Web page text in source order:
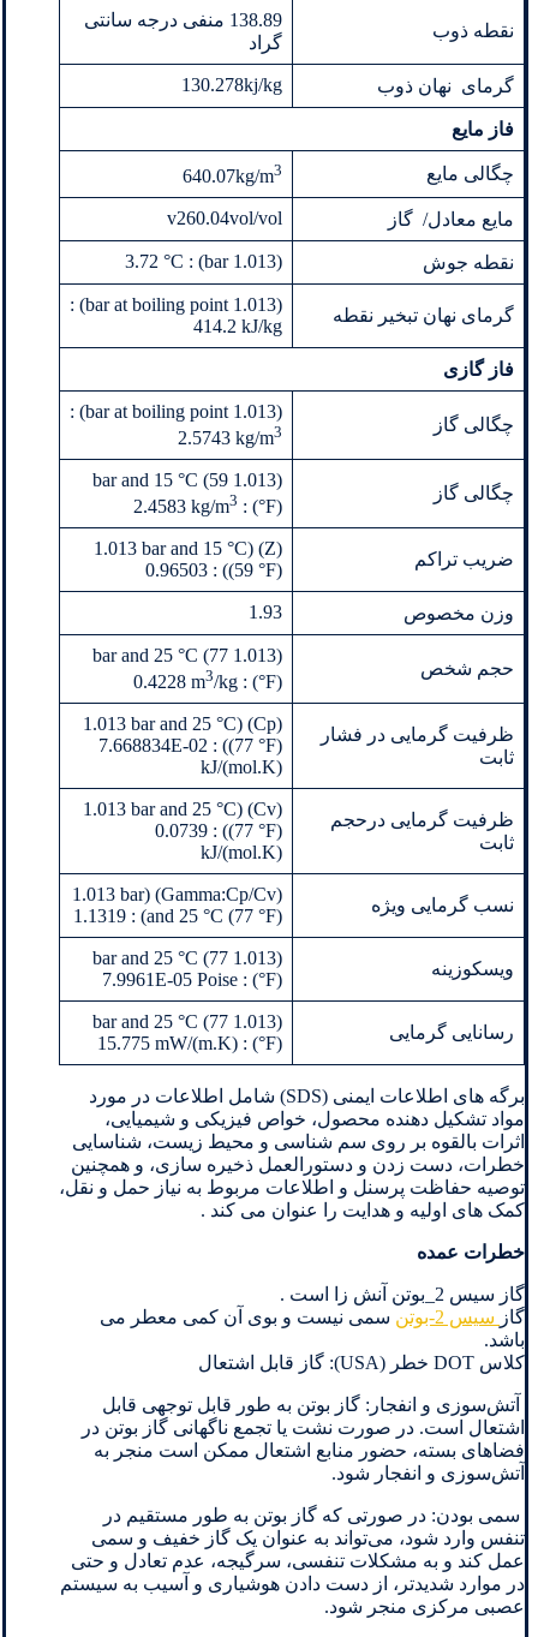
نقطه ذوب
138.89 منفی درجه سانتی
گراد
گرمای نهان ذوب 130.278kj/kg
فاز مایع
چگالی مایع 640.07kg/m3
مایع معادل/ گاز v260.04vol/vol
نقطه جوش (1.013 bar) : 3.72 °C
گرمای نهان تبخیر نقطه
(1.013 bar at boiling point) :
414.2 kJ/kg
فاز گازی
چگالی گاز
(1.013 bar at boiling point) :
2.5743 kg/m3
چگالی گاز
(1.013 bar and 15 °C (59
°F)) : 2.4583 kg/m
3
ضریب تراکم
(Z) (1.013 bar and 15 °C
(59 °F)) : 0.96503
وزن مخصوص 1.93
حجم شخص
(1.013 bar and 25 °C (77
°F)) : 0.4228 m
3/kg
ظرفیت گرمایی در فشار
ثابت
(Cp) (1.013 bar and 25 °C
(77 °F)) : 7.668834E-02
kJ/(mol.K)
ظرفیت گرمایی درحجم
ثابت
(Cv) (1.013 bar and 25 °C
(77 °F)) : 0.0739
kJ/(mol.K)
نسب گرمایی ویژه
(Gamma:Cp/Cv) (1.013 bar
and 25 °C (77 °F)) : 1.1319
ویسکوزینه
(1.013 bar and 25 °C (77
°F)) : 7.9961E-05 Poise
رسانایی گرمایی
(1.013 bar and 25 °C (77
°F)) : 15.775 mW/(m.K)
برگه های اطلاعات ایمنی (SDS) شامل اطلاعات در مورد
مواد تشکیل دهنده محصول، خواص فیزیکی و شیمیایی،
اثرات بالقوه بر روی سم شناسی و محیط زیست، شناسایی
خطرات، دست زدن و دستورالعمل ذخیره سازی، و همچنین
توصیه حفاظت پرسنل و اطلاعات مربوط به نیاز حمل و نقل،
کمک های اولیه و هدایت را عنوان می کند .
خطرات عمده
گاز سیس 2_بوتن آنش زا است .
گاز سیس 2-بوتن
سمی نیست و بوی آن کمی معطر می
باشد.
کلاس DOT خطر (USA): گاز قابل اشتعال
آتش‌سوزی و انفجار: گاز بوتن به طور قابل توجهی قابل
اشتعال است. در صورت نشت یا تجمع ناگهانی گاز بوتن در
فضاهای بسته، حضور منابع اشتعال ممکن است منجر به
آتش‌سوزی و انفجار شود.
سمی بودن: در صورتی که گاز بوتن به طور مستقیم در
تنفس وارد شود، می‌تواند به عنوان یک گاز خفیف و سمی
عمل کند و به مشکلات تنفسی، سرگیجه، عدم تعادل و حتی
در موارد شدید‌تر، از دست دادن هوشیاری و آسیب به سیستم
عصبی مرکزی منجر شود.